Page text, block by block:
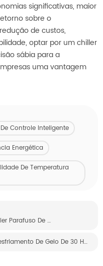
significativas, maior
sobre o
de custos,
optar por um chiller
sábia para a
uma vantagem
Controle Inteligente
Energética
De Temperatura
Qual É A Diferença Real Entre Um Chiller Parafuso De Alta Temperatura E Um Chiller Parafuso De Baixa Temperatura?
Como Um Sistema De Resfriamento De Gelo De 30 HP Pode Otimizar A Eficiência De Resfriamento Em Várias Aplicações